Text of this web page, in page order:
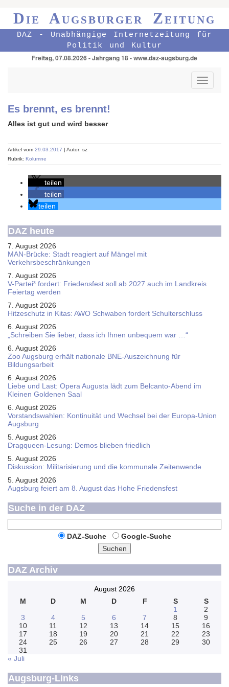
Die Augsburger Zeitung
DAZ - Unabhängige Internetzeitung für
Politik und Kultur
Freitag, 07.08.2026 - Jahrgang 18 - www.daz-augsburg.de
Toggle
Es brennt, es brennt!
Alles ist gut und wird besser
Artikel vom 29.03.2017 | Autor: sz
Rubrik: Kolumne
teilen
teilen
teilen
DAZ heute
7. August 2026
MAN-Brücke: Stadt reagiert auf Mängel mit
Verkehrsbeschränkungen
7. August 2026
V-Partei­³ fordert: Friedens­fest soll ab 2027 auch im Land­kreis
Feier­tag werden
7. August 2026
Hitzeschutz in Kitas: AWO Schwaben fordert Schulterschluss
6. August 2026
„Schreiben Sie lieber, dass ich Ihnen unbequem war …“
6. August 2026
Zoo Augsburg erhält nationale BNE-Auszeichnung für
Bildungsarbeit
6. August 2026
Liebe und Last: Opera Augusta lädt zum Belcanto-Abend im
Kleinen Goldenen Saal
6. August 2026
Vorstandswahlen: Kontinuität und Wechsel bei der Europa-Union
Augsburg
5. August 2026
Dragqueen-Lesung: Demos blieben friedlich
5. August 2026
Diskussion: Mi­li­ta­ri­sie­rung und die kommunale Zeitenwende
5. August 2026
Augsburg feiert am 8. August das Hohe Friedensfest
Suche in der DAZ
DAZ-Suche
Google-Suche
Suchen
DAZ Archiv
August 2026
M
D M D F S
S
1
2
3
4 5 6 7 8
9
10
11 12 13 14 15
16
17
18 19 20 21 22
23
24
25 26 27 28 29
30
31
« Juli
Augsburg-Links